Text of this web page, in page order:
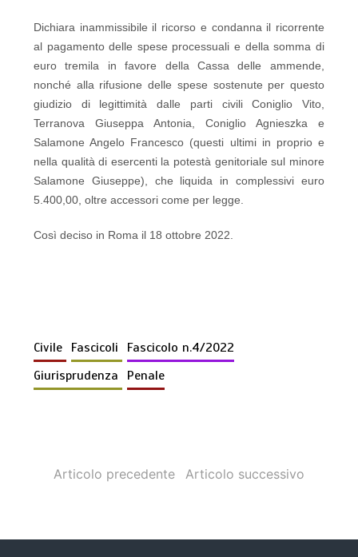
Dichiara inammissibile il ricorso e condanna il ricorrente
al pagamento delle spese processuali e della somma di
euro tremila in favore della Cassa delle ammende,
nonché alla rifusione delle spese sostenute per questo
giudizio di legittimità dalle parti civili Coniglio Vito,
Terranova Giuseppa Antonia, Coniglio Agnieszka e
Salamone Angelo Francesco (questi ultimi in proprio e
nella qualità di esercenti la potestà genitoriale sul minore
Salamone Giuseppe), che liquida in complessivi euro
5.400,00, oltre accessori come per legge.
Così deciso in Roma il 18 ottobre 2022.
Civile Fascicoli
Fascicolo n.4/2022
Giurisprudenza
Penale
Articolo precedente Articolo successivo